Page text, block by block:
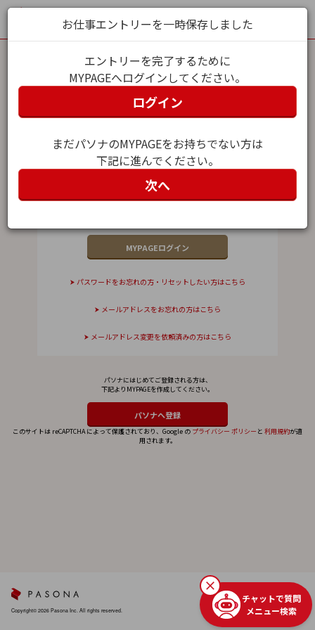
MYPAGEログイン
パスワード
パスワードをお忘れの方・リセットしたい方はこちら
メールアドレスをお忘れの方はこちら
メールアドレス変更を依頼済みの方はこちら
パソナにはじめてご登録される方は、
下記よりMYPAGEを作成してください。
このサイトは reCAPTCHA によって保護されており、Google の プライバシー ポリシー と 利用規約が適
用されます。
お仕事エントリーを一時保存しました
エントリーを完了するために
MYPAGEへログインしてください。
ログイン
まだパソナのMYPAGEをお持ちでない方は
下記に進んでください。
次へ
Copyright© 2026 Pasona Inc. All rights reserved.
チャットで質問
メニュー検索